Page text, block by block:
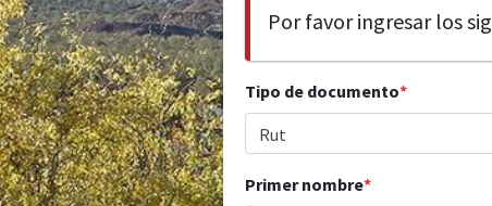
Por favor ingresar los
Tipo de documento*
Rut
Primer nombre*